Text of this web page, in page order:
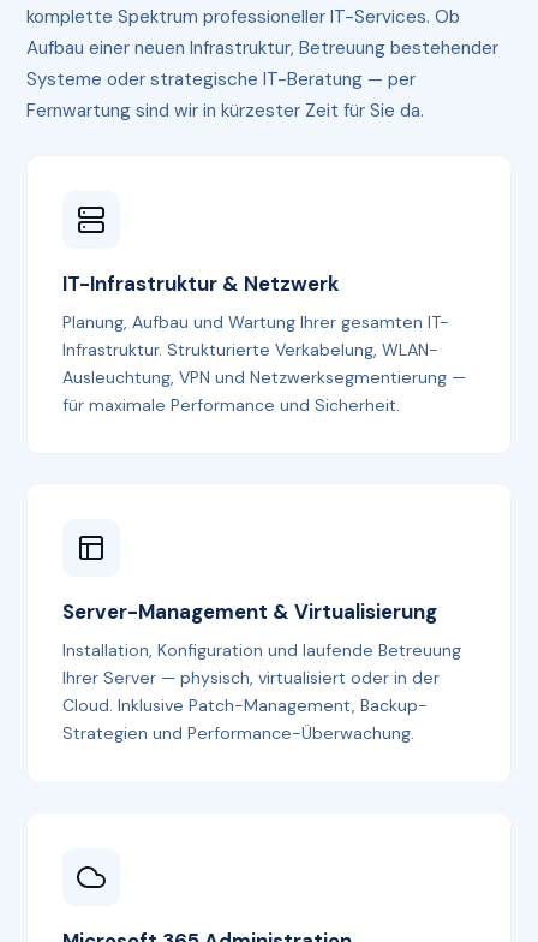
komplette Spektrum professioneller IT-Services. Ob
Aufbau einer neuen Infrastruktur, Betreuung bestehender
Systeme oder strategische IT-Beratung — per
Fernwartung sind wir in kürzester Zeit für Sie da.
IT-Infrastruktur & Netzwerk
Planung, Aufbau und Wartung Ihrer gesamten IT-
Infrastruktur. Strukturierte Verkabelung, WLAN-
Ausleuchtung, VPN und Netzwerksegmentierung —
für maximale Performance und Sicherheit.
Server-Management & Virtualisierung
Installation, Konfiguration und laufende Betreuung
Ihrer Server — physisch, virtualisiert oder in der
Cloud. Inklusive Patch-Management, Backup-
Strategien und Performance-Überwachung.